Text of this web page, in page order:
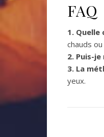
FAQ
1.
chauds
2. Puis-
3. La
yeux.